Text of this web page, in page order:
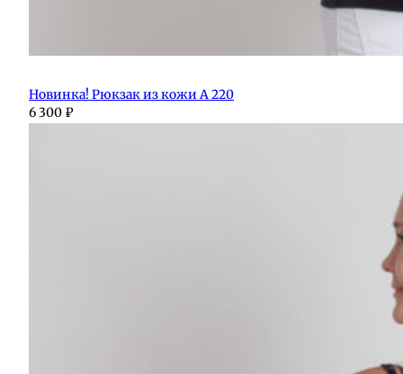
Новинка! Рюкзак из кожи А 220
6 300 ₽